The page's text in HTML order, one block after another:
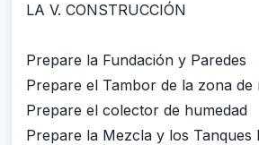
LA V. CONSTRUCCIÓN
Prepare la Fundación y Paredes
Prepare el Tambor de la zona de
Prepare el colector de humedad
Prepare la Mezcla y los Tanques